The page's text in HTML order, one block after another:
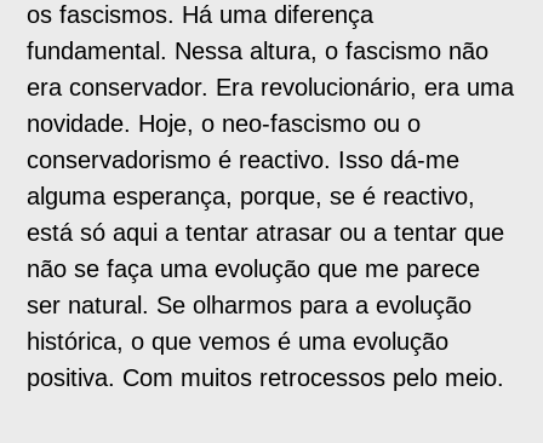
os fascismos. Há uma diferença
fundamental. Nessa altura, o fascismo não
era conservador. Era revolucionário, era uma
novidade. Hoje, o neo-fascismo ou o
conservadorismo é reactivo. Isso dá-me
alguma esperança, porque, se é reactivo,
está só aqui a tentar atrasar ou a tentar que
não se faça uma evolução que me parece
ser natural. Se olharmos para a evolução
histórica, o que vemos é uma evolução
positiva. Com muitos retrocessos pelo meio.